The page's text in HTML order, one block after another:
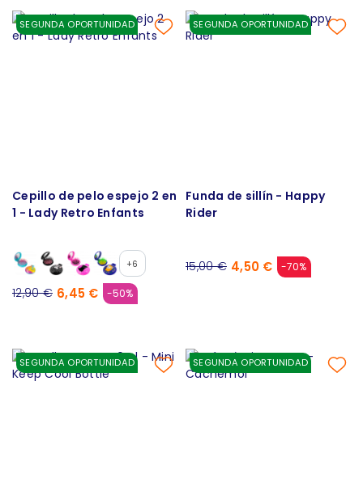
SEGUNDA OPORTUNIDAD
Cepillo de pelo espejo 2 en
1 - Lady Retro Enfants
+6
12,90 € 6,45 € -50%
SEGUNDA OPORTUNIDAD
Funda de sillín - Happy
Rider
15,00 € 4,50 € -70%
SEGUNDA OPORTUNIDAD SEGUNDA OPORTUNIDAD